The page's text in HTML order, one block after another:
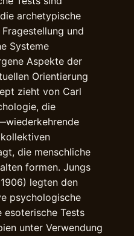
archetypische
und
Systeme
Aspekte der
Orientierung
zieht von Carl
die
die menschliche
formen. Jungs
legten den
psychologische
esoterische Tests
unter Verwendung